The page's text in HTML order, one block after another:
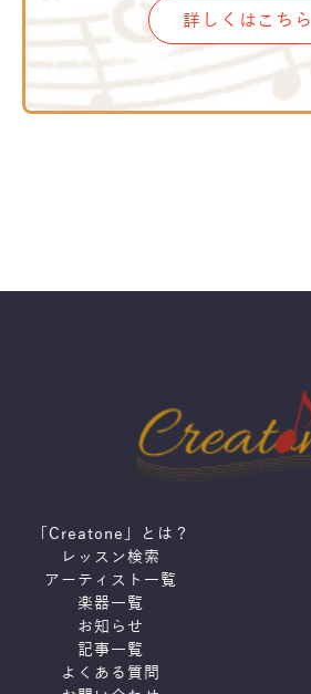
詳しくはこちら
「Creatone」とは？
レッスン検索
アーティスト一覧
楽器一覧
お知らせ
記事一覧
よくある質問